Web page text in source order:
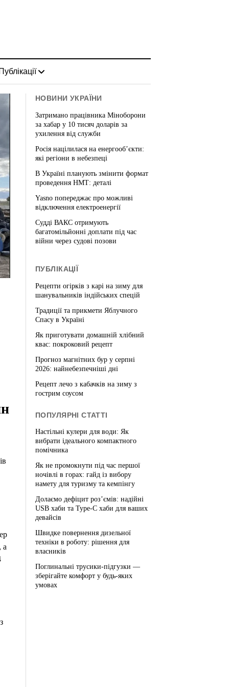
Публікації
а
НОВИНИ УКРАЇНИ
Затримано працівника Міноборони
за хабар у 10 тисяч доларів за
ухилення від служби
Росія націлилася на енергооб’єкти:
які регіони в небезпеці
В Україні планують змінити формат
проведення НМТ: деталі
Yasno попереджає про можливі
відключення електроенергії
Судді ВАКС отримують
багатомільйонні доплати під час
війни через судові позови
ПУБЛІКАЦІЇ
Рецепти огірків з карі на зиму для
шанувальників індійських спецій
Традиції та прикмети Яблучного
Спасу в Україні
Як приготувати домашній хлібний
квас: покроковий рецепт
Прогноз магнітних бур у серпні
2026: найнебезпечніші дні
Рецепт лечо з кабачків на зиму з
гострим соусом
ПОПУЛЯРНІ СТАТТІ
Настільні кулери для води: Як
вибрати ідеального компактного
помічника
Як не промокнути під час першої
ночівлі в горах: гайд із вибору
намету для туризму та кемпінгу
Долаємо дефіцит роз’ємів: надійні
USB хаби та Type-C хаби для ваших
девайсів
Швидке повернення дизельної
техніки в роботу: рішення для
власників
Поглинальні трусики-підгузки —
зберігайте комфорт у будь-яких
умовах